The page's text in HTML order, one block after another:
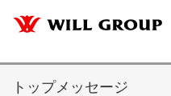
トップメッセージ